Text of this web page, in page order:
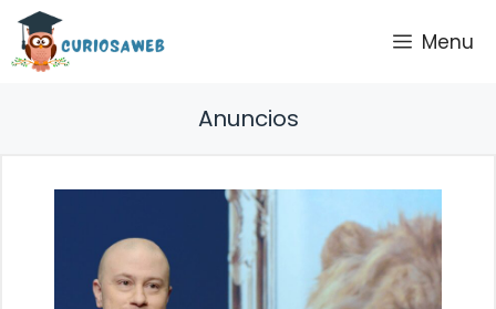
Saltar
contenido
Menu
Anuncios